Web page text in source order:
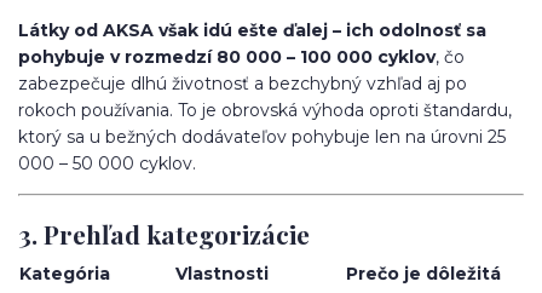
Látky od AKSA však idú ešte ďalej – ich odolnosť sa
pohybuje v rozmedzí 80 000 – 100 000 cyklov, čo
zabezpečuje dlhú životnosť a bezchybný vzhľad aj po
rokoch používania. To je obrovská výhoda oproti štandardu,
ktorý sa u bežných dodávateľov pohybuje len na úrovni 25
000 – 50 000 cyklov.
3. Prehľad kategorizácie
Kategória Vlastnosti Prečo je dôležitá